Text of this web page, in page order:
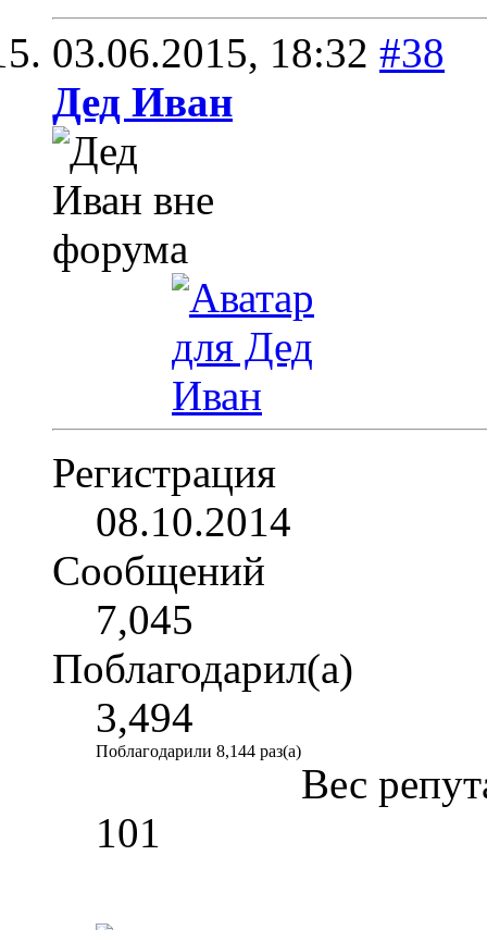
03.06.2015, 18:32 #38
Дед Иван
Регистрация
08.10.2014
Сообщений
7,045
Поблагодарил(а)
3,494
Поблагодарили 8,144 раз(а)
Вес
101